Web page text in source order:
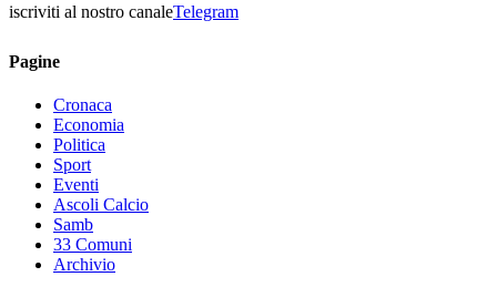
iscriviti al nostro canaleTelegram
Pagine
Cronaca
Economia
Politica
Sport
Eventi
Ascoli Calcio
Samb
33 Comuni
Archivio